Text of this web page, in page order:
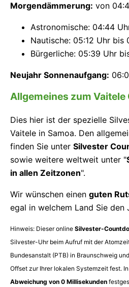
Morgendämmerung: von
Astronomische: 04:44
Nautische: 05:12 Uhr bis
Bürgerliche: 05:39 Uhr
Neujahr Sonnenaufgang:
Allgemeines zum
Dies hier ist der spezielle
Vaitele in Samoa. Den
finden Sie unter Silvester
sowie weitere weltweit unter "
in allen Zeitzonen".
Wir wünschen einen guten
egal in welchem Land Sie den
Hinweis: Dieser online Silvester-
Silvester-Uhr beim Aufruf mit der
Bundesanstalt (PTB) in Braunschweig
Offset zur Ihrer lokalen Systemzeit fest.
Abweichung von 0 Millisekunden